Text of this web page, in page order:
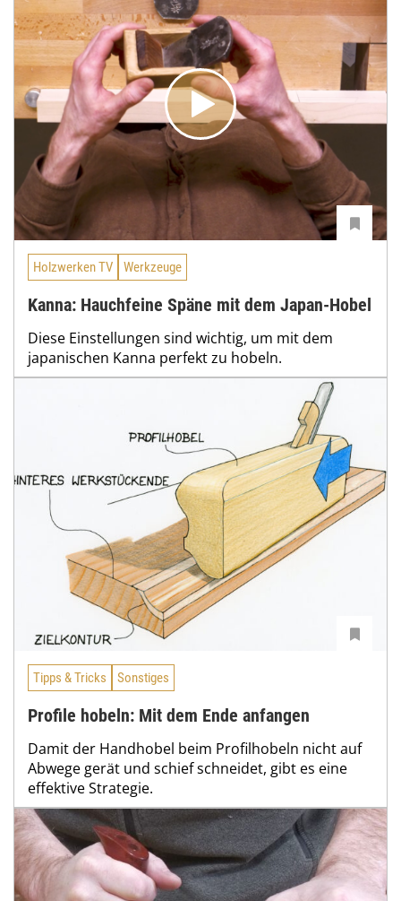
Holzwerken TV Werkzeuge
Kanna: Hauchfeine Späne mit dem Japan-Hobel
Diese Einstellungen sind wichtig, um mit dem
japanischen Kanna perfekt zu hobeln.
Tipps & Tricks Sonstiges
Profile hobeln: Mit dem Ende anfangen
Damit der Handhobel beim Profilhobeln nicht auf
Abwege gerät und schief schneidet, gibt es eine
effektive Strategie.